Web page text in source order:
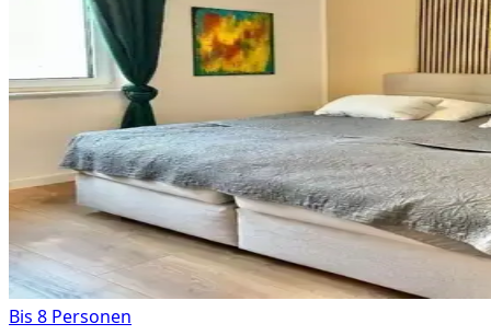
Bis 8 Personen